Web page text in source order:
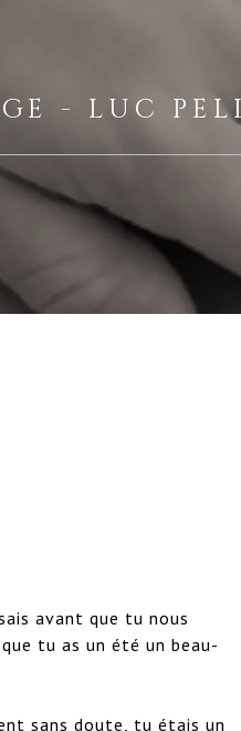
- LUC
avant que tu nous
tu as un été un beau-
sans doute, tu étais un